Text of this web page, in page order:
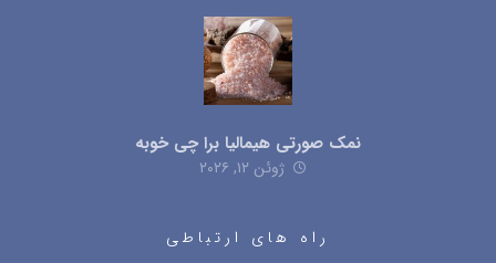
نمک صورتی هیمالیا برا چی خوبه
ژوئن ۱۲, ۲۰۲۶
راه های ارتباطی